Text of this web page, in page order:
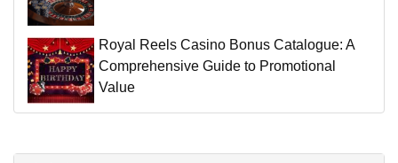
Royal Reels Casino Bonus Catalogue: A
Comprehensive Guide to Promotional
Value